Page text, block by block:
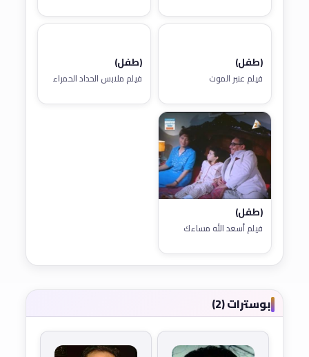
(طفل)
فيلم عنبر الموت
(طفل)
فيلم ملابس الحداد الحمراء
(طفل)
فيلم أسعد الله مساءك
بوسترات (2)